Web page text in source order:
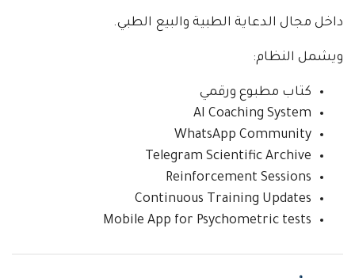
داخل مجال الدعاية الطبية والبيع الطبي.
ويشمل النظام:
كتاب مطبوع ورقمي
AI Coaching System
WhatsApp Community
Telegram Scientific Archive
Reinforcement Sessions
Continuous Training Updates
Mobile App for Psychometric tests